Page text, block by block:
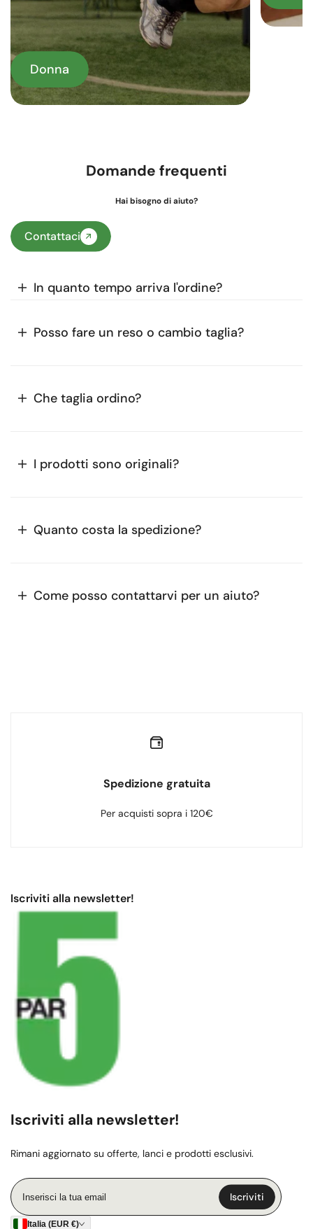
Donna
Domande frequenti
Hai bisogno di aiuto?
Contattaci
In quanto tempo arriva l'ordine?
Posso fare un reso o cambio taglia?
Che taglia ordino?
I prodotti sono originali?
Quanto costa la spedizione?
Come posso contattarvi per un aiuto?
Spedizione gratuita
Per acquisti sopra i 120€
Iscriviti alla newsletter!
Iscriviti alla newsletter!
Rimani aggiornato su offerte, lanci e prodotti esclusivi.
Inserisci
la
tua
Iscriviti
Italia (EUR €)